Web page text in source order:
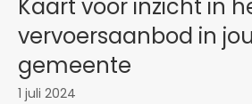
Kaart voor inzicht in
vervoersaanbod in
gemeente
1 juli 2024